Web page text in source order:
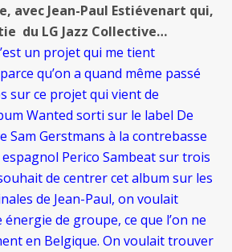
avec Jean-Paul Estiévenart qui,
du LG Jazz Collective…
un projet qui me tient
qu’on a quand même passé
sur ce projet qui vient de
Wanted sorti sur le label De
Sam Gerstmans à la contrebasse
Perico Sambeat sur trois
de centrer cet album sur les
de Jean-Paul, on voulait
de groupe, ce que l’on ne
en Belgique. On voulait trouver